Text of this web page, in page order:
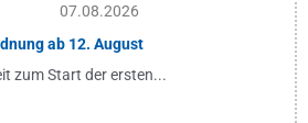
07.08.2026
ab 12. August
zum Start der ersten...